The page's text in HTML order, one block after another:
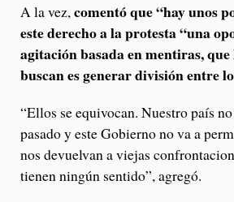
A la vez,comentó que “hay unos
este derecho a la protesta “una
agitación basada en mentiras,
buscan es generar división entre
“Ellos se equivocan. Nuestro país
pasado y este Gobierno no va a
nos devuelvan a viejas
tienen ningún sentido”, agregó.